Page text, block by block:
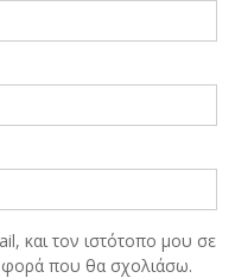
και τον ιστότοπο μου σε
φορά που θα σχολιάσω.